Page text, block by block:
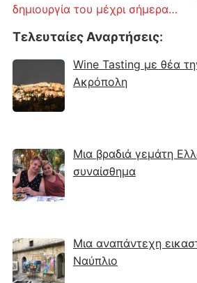
δημιουργία του μέχρι σήμερα…
Τελευταίες Αναρτήσεις:
Wine Tasting με θέα
Ακρόπολη
Μια βραδιά γεμάτη
συναίσθημα
Μια αναπάντεχη
Ναύπλιο